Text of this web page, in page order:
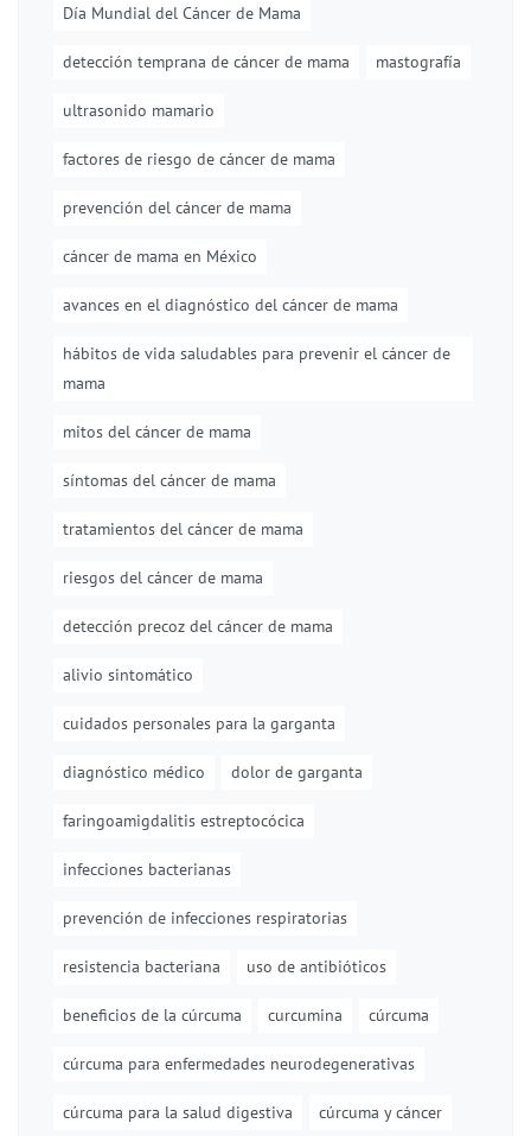
Día Mundial del Cáncer de Mama
detección temprana de cáncer de mama mastografía
ultrasonido mamario
factores de riesgo de cáncer de mama
prevención del cáncer de mama
cáncer de mama en México
avances en el diagnóstico del cáncer de mama
hábitos de vida saludables para prevenir el cáncer de
mama
mitos del cáncer de mama
síntomas del cáncer de mama
tratamientos del cáncer de mama
riesgos del cáncer de mama
detección precoz del cáncer de mama
alivio sintomático
cuidados personales para la garganta
diagnóstico médico dolor de garganta
faringoamigdalitis estreptocócica
infecciones bacterianas
prevención de infecciones respiratorias
resistencia bacteriana uso de antibióticos
beneficios de la cúrcuma curcumina cúrcuma
cúrcuma para enfermedades neurodegenerativas
cúrcuma para la salud digestiva cúrcuma y cáncer